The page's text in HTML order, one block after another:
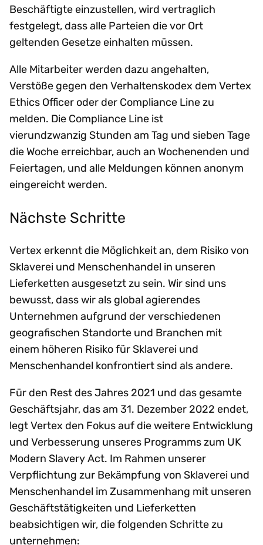
Beschäftigte einzustellen, wird vertraglich
festgelegt, dass alle Parteien die vor Ort
geltenden Gesetze einhalten müssen.
Alle Mitarbeiter werden dazu angehalten,
Verstöße gegen den Verhaltenskodex dem Vertex
Ethics Officer oder der Compliance Line zu
melden. Die Compliance Line ist
vierundzwanzig Stunden am Tag und sieben Tage
die Woche erreichbar, auch an Wochenenden und
Feiertagen, und alle Meldungen können anonym
eingereicht werden.
Nächste Schritte
Vertex erkennt die Möglichkeit an, dem Risiko von
Sklaverei und Menschenhandel in unseren
Lieferketten ausgesetzt zu sein. Wir sind uns
bewusst, dass wir als global agierendes
Unternehmen aufgrund der verschiedenen
geografischen Standorte und Branchen mit
einem höheren Risiko für Sklaverei und
Menschenhandel konfrontiert sind als andere.
Für den Rest des Jahres 2021 und das gesamte
Geschäftsjahr, das am 31. Dezember 2022 endet,
legt Vertex den Fokus auf die weitere Entwicklung
und Verbesserung unseres Programms zum UK
Modern Slavery Act. Im Rahmen unserer
Verpflichtung zur Bekämpfung von Sklaverei und
Menschenhandel im Zusammenhang mit unseren
Geschäftstätigkeiten und Lieferketten
beabsichtigen wir, die folgenden Schritte zu
unternehmen: